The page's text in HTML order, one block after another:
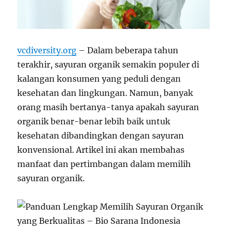
vcdiversity.org – Dalam beberapa tahun
terakhir, sayuran organik semakin populer di
kalangan konsumen yang peduli dengan
kesehatan dan lingkungan. Namun, banyak
orang masih bertanya-tanya apakah sayuran
organik benar-benar lebih baik untuk
kesehatan dibandingkan dengan sayuran
konvensional. Artikel ini akan membahas
manfaat dan pertimbangan dalam memilih
sayuran organik.